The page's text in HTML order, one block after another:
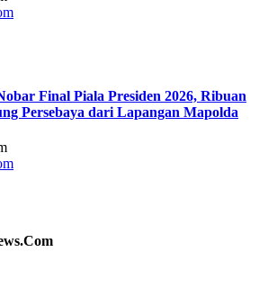
Final Piala Presiden 2026, Ribuan
Persebaya dari Lapangan Mapolda